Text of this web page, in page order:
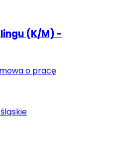
(K/M) -
o pracę